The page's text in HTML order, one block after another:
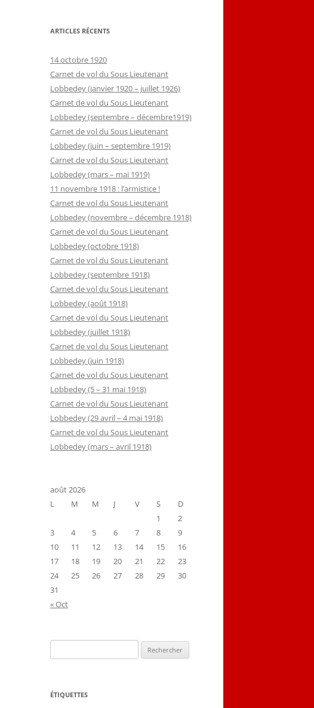
ARTICLES RÉCENTS
14 octobre 1920
Carnet de vol du Sous Lieutenant
Lobbedey (janvier 1920 – juillet 1926)
Carnet de vol du Sous Lieutenant
Lobbedey (septembre – décembre1919)
Carnet de vol du Sous Lieutenant
Lobbedey (juin – septembre 1919)
Carnet de vol du Sous Lieutenant
Lobbedey (mars – mai 1919)
11 novembre 1918 : l’armistice !
Carnet de vol du Sous Lieutenant
Lobbedey (novembre – décembre 1918)
Carnet de vol du Sous Lieutenant
Lobbedey (octobre 1918)
Carnet de vol du Sous Lieutenant
Lobbedey (septembre 1918)
Carnet de vol du Sous Lieutenant
Lobbedey (août 1918)
Carnet de vol du Sous Lieutenant
Lobbedey (juillet 1918)
Carnet de vol du Sous Lieutenant
Lobbedey (juin 1918)
Carnet de vol du Sous Lieutenant
Lobbedey (5 – 31 mai 1918)
Carnet de vol du Sous Lieutenant
Lobbedey (29 avril – 4 mai 1918)
Carnet de vol du Sous Lieutenant
Lobbedey (mars – avril 1918)
août 2026
L
M M J V S
D
1
2
3
4 5 6 7 8
9
10
11 12 13 14 15
16
17
18 19 20 21 22
23
24
25 26 27 28 29
30
31
« Oct
ÉTIQUETTES